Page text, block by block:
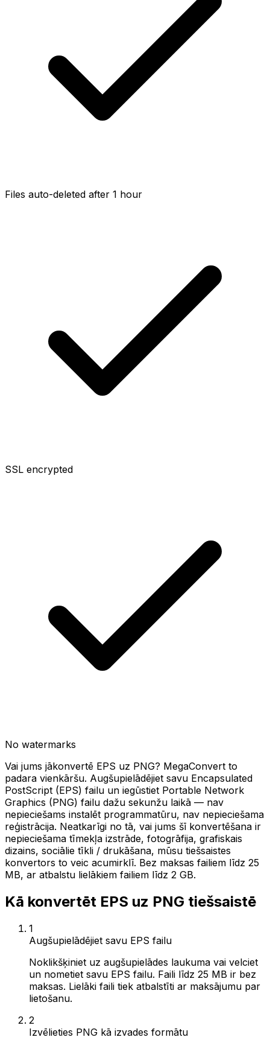
Files auto-deleted after 1 hour
SSL encrypted
No watermarks
Vai jums jākonvertē EPS uz PNG? MegaConvert to
padara vienkāršu. Augšupielādējiet savu Encapsulated
PostScript (EPS) failu un iegūstiet Portable Network
Graphics (PNG) failu dažu sekunžu laikā — nav
nepieciešams instalēt programmatūru, nav nepieciešama
reģistrācija. Neatkarīgi no tā, vai jums šī konvertēšana ir
nepieciešama tīmekļa izstrāde, fotogrāfija, grafiskais
dizains, sociālie tīkli / drukāšana, mūsu tiešsaistes
konvertors to veic acumirklī. Bez maksas failiem līdz 25
MB, ar atbalstu lielākiem failiem līdz 2 GB.
Kā konvertēt EPS uz PNG tiešsaistē
1
Augšupielādējiet savu EPS failu
Noklikšķiniet uz augšupielādes laukuma vai velciet
un nometiet savu EPS failu. Faili līdz 25 MB ir bez
maksas. Lielāki faili tiek atbalstīti ar maksājumu par
lietošanu.
2
Izvēlieties PNG kā izvades formātu